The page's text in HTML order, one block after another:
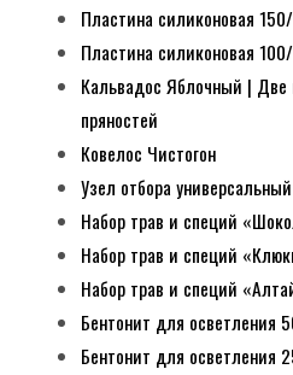
Пластина силиконовая
Пластина силиконовая
Кальвадос Яблочный | Две
пряностей
Ковелос Чистогон
Узел отбора
Набор трав и специй
Набор трав и специй
Набор трав и специй
Бентонит для осветления
Бентонит для осветления